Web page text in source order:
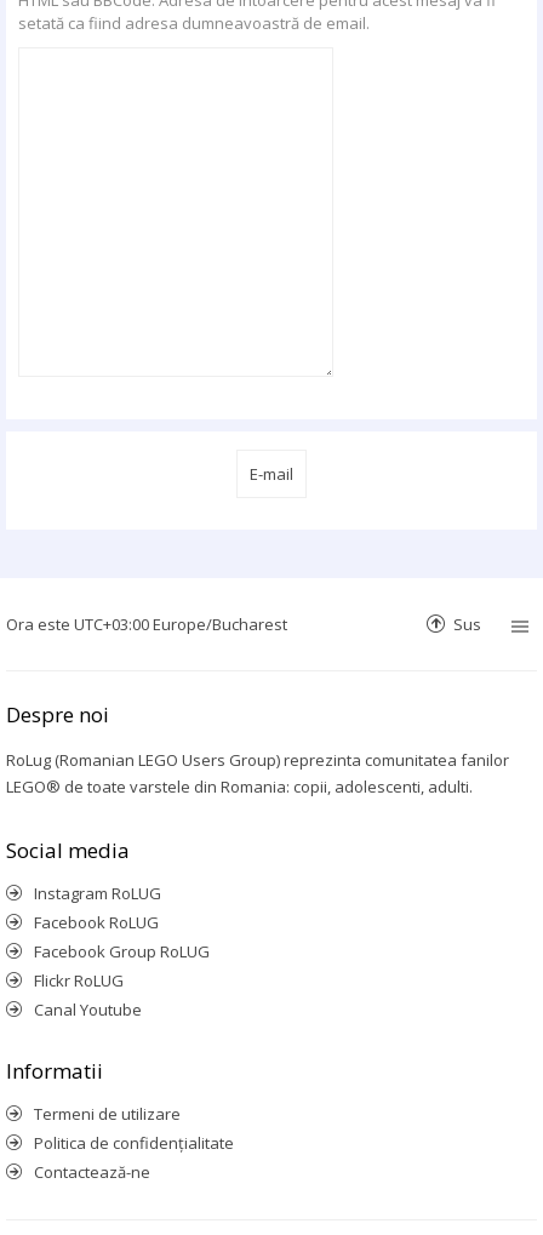
setată ca fiind adresa dumneavoastră de email.
Ora este UTC+03:00 Europe/Bucharest Sus
Despre noi
RoLug (Romanian LEGO Users Group) reprezinta comunitatea fanilor
LEGO® de toate varstele din Romania: copii, adolescenti, adulti.
Social media
Instagram RoLUG
Facebook RoLUG
Facebook Group RoLUG
Flickr RoLUG
Canal Youtube
Informatii
Termeni de utilizare
Politica de confidenţialitate
Contactează-ne